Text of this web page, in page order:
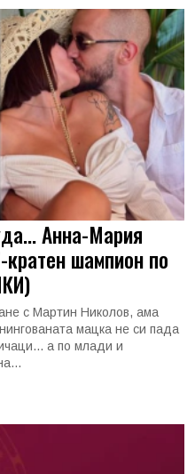
Анна-Мария
шампион по
с Мартин Николов, ама
мацка не си пада
а по млади и